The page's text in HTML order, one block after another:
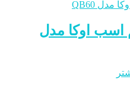
اسب اوکا مدل